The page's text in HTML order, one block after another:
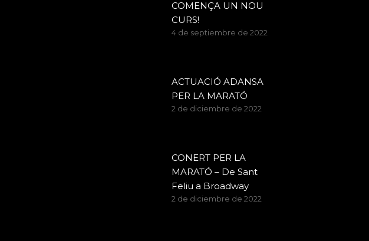
COMENÇA UN NOU
CURS!
4 de septiembre de 2022
ACTUACIÓ ADANSA
PER LA MARATÓ
2 de diciembre de 2022
CONERT PER LA
MARATÓ – De Sant
Feliu a Broadway
2 de diciembre de 2022